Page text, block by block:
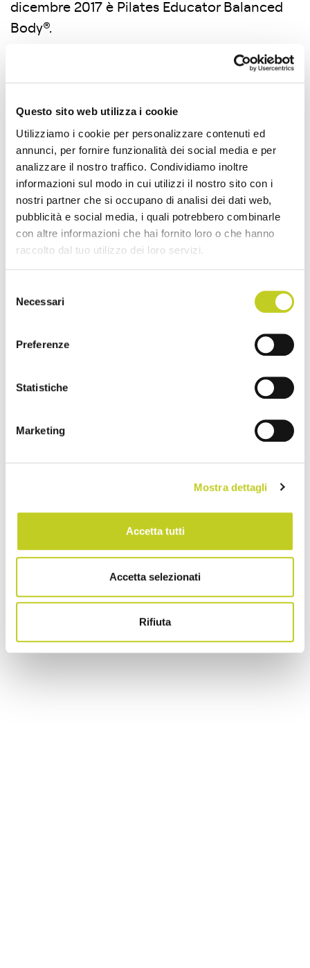
Questo sito web utilizza i cookie
Utilizziamo i cookie per personalizzare contenuti ed
annunci, per fornire funzionalità dei social media e per
analizzare il nostro traffico. Condividiamo inoltre
informazioni sul modo in cui utilizzi il nostro sito con i
nostri partner che si occupano di analisi dei dati web,
pubblicità e social media, i quali potrebbero combinarle
con altre informazioni che hai fornito loro o che hanno
raccolto dal tuo utilizzo dei loro servizi.
delNecessari
Preferenze
Statistiche
Marketing
Mostra dettagli
Accetta tutti
Accetta selezionati
Rifiuta
dicembre 2017 è Pilates Educator Balanced
Body®.
Un aspetto chiave del suo metodo è la sua
profonda conoscenza dell’anatomia
esperienziale, arricchita dalla certificazione
Franklin.
Consapevole dell’importanza di un corretto
equilibrio mente corpo, da anni pratica con
regolarità meditazione che alterna ad una
rigorosa pratica fisica giornaliera. Questa
suo metodo di insegnamento in una versione
di rilassamento.